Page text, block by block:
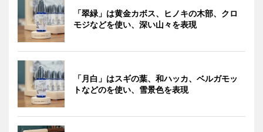
「翠緑」は黄金カボス、ヒノキの木部、クロ
モジなどを使い、深い山々を表現
「月白」はスギの葉、和ハッカ、ベルガモッ
トなどのを使い、雪景色を表現